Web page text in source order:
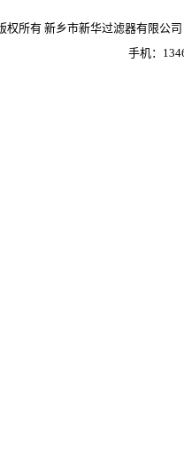
权所有 新乡市新华过滤器有限公
手机：